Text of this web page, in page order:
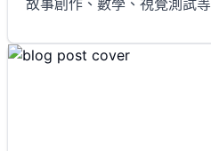
故事創作、數學、視覺測試